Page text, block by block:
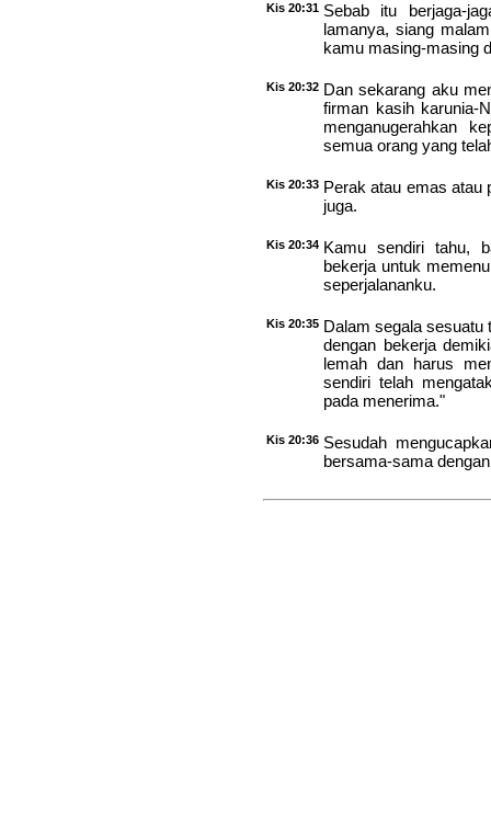
Kis 20:31 Sebab itu berjaga-
lamanya, siang
kamu masing-masing
Kis 20:32 Dan sekarang aku
firman kasih karunia-
menganugerahkan
semua orang yang
Kis 20:33 Perak atau emas atau
juga.
Kis 20:34 Kamu sendiri tahu,
bekerja untuk
seperjalananku.
Kis 20:35 Dalam segala sesuatu
dengan bekerja
lemah dan harus
sendiri telah
pada menerima."
Kis 20:36 Sesudah
bersama-sama